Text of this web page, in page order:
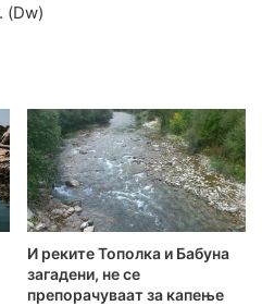
(Dw)
И реките Тополка и Бабуна
загадени, не се
препорачуваат за капење